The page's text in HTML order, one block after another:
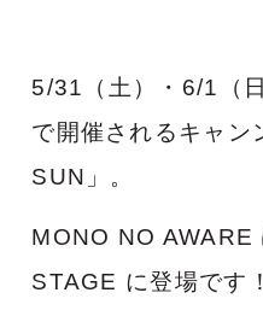
5/31（土）・6/1（
で開催されるキャ
SUN」。
MONO NO
STAGE に登場です！